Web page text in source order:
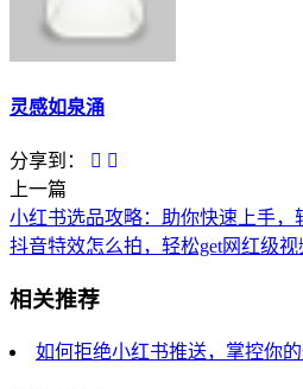
灵感如泉涌
分享到：
上一篇
小红书选品攻略：助你快速上手，
抖音特效怎么拍，轻松get网红级视
相关推荐
如何拒绝小红书推送，掌控你